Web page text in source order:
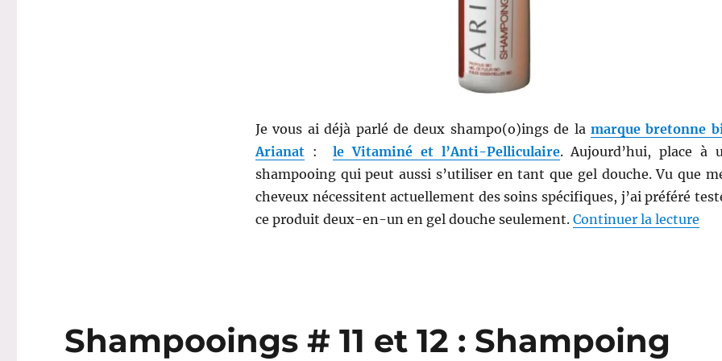
Je vous ai déjà parlé de deux shampo(o)ings de la marque bretonne
Arianat:le Vitaminé et l’Anti-Pelliculaire. Aujourd’hui, place à
shampooing qui peut aussi s’utiliser en tant que gel douche. Vu que
cheveux nécessitent actuellement des soins spécifiques, j’ai préféré
ce produit deux-en-un en gel douche seulement. Continuer la lecturede
Shampooings # 11 et 12 : Shampoing